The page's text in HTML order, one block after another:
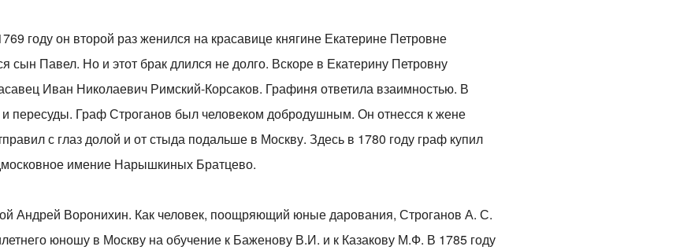
году он второй раз женился на красавице княгине Екатерине Петровне
сын Павел. Но и этот брак длился не долго. Вскоре в Екатерину Петровну
Иван Николаевич Римский-Корсаков. Графиня ответила взаимностью. В
пересуды. Граф Строганов был человеком добродушным. Он отнесся к жене
с глаз долой и от стыда подальше в Москву. Здесь в 1780 году граф купил
имение Нарышкиных Братцево.
Андрей Воронихин. Как человек, поощряющий юные дарования, Строганов А. С.
юношу в Москву на обучение к Баженову В.И. и к Казакову М.Ф. В 1785 году